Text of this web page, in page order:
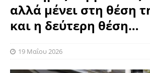
αλλά μένει στη θέση
και η δεύτερη θέση…
19 Μαΐου 2026